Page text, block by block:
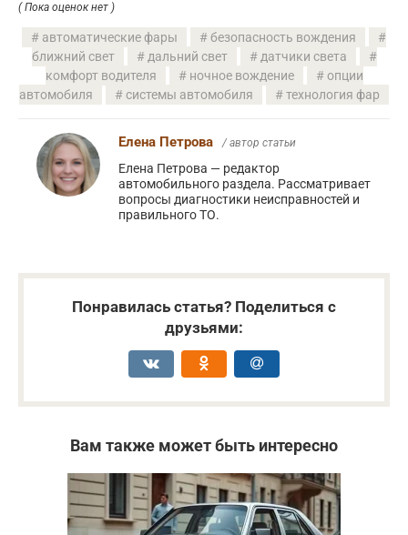
( Пока оценок нет )
автоматические фары
безопасность вождения
ближний свет
дальний свет
датчики света
комфорт водителя
ночное вождение
опции
автомобиля
системы автомобиля технология фар
Елена Петрова / автор статьи
Елена Петрова — редактор
автомобильного раздела. Рассматривает
вопросы диагностики неисправностей и
правильного ТО.
Понравилась статья? Поделиться с
друзьями:
Вам также может быть интересно